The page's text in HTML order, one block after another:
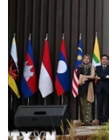
số của
07/09/2024 13:06
Theo điều tra
vờ hỏi mua vé
số gồm 430 tờ
bỏ chạy.